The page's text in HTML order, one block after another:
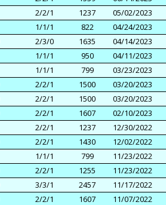
2/2/1 1237
05/02/2023
1/1/1 822
04/24/2023
2/3/0 1635
04/14/2023
1/1/1 950
04/11/2023
1/1/1 799
03/23/2023
2/2/1 1500
03/20/2023
2/2/1 1500
03/20/2023
2/2/1 1607
02/10/2023
2/2/1 1237
12/30/2022
2/2/1 1430
12/02/2022
1/1/1 799
11/23/2022
2/2/1 1255
11/23/2022
3/3/1 2457
11/17/2022
2/2/1 1607
11/07/2022